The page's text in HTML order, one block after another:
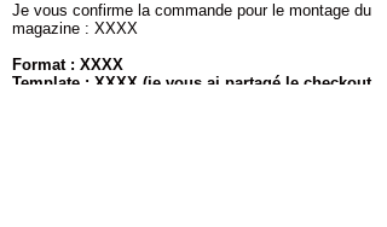
Je vous confirme la commande pour le montage du
magazine : XXXX
Format : XXXX
Template : XXXX (je vous ai partagé le checkout